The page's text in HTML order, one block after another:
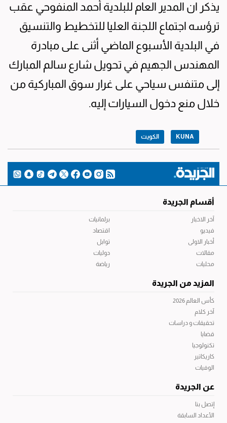
يذكر ان المدير العام للبلدية أحمد المنفوحي عقب
ترؤسه اجتماع اللجنة العليا للتخطيط والتنسيق
في البلدية الأسبوع الماضي أثنى على مبادرة
المهندس الجهيم في تحويل شارع سالم المبارك
إلى متنفس سياحي على غرار سوق المباركية من
خلال منع دخول السيارات إليه.
KUNA الكويت
أقسام الجريدة
آخر الاخبار
فيديو
أخبار الاولى
مقالات
محليات
برلمانيات
اقتصاد
توابل
دوليات
رياضة
المزيد من الجريدة
كأس العالم 2026
آخر كلام
تحقيقات و دراسات
قضايا
تكنولوجيا
كاريكاتير
الوفيات
عن الجريدة
إتصل بنا
الأعداد السابقة